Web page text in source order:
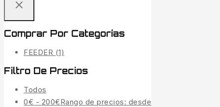
Comprar Por Categorías
FEEDER (1)
Filtro De Precios
Todos
0€ - 200€Rango de precios: desde